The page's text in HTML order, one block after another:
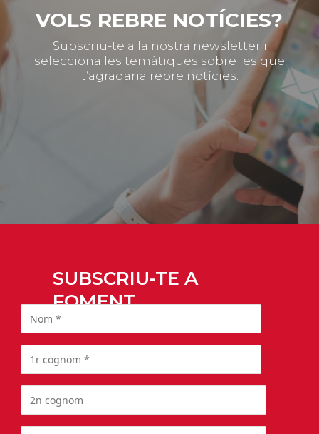
VOLS REBRE NOTÍCIES?
Subscriu-te a la nostra newsletter i
selecciona les temàtiques sobre les que
t’agradaria rebre notícies.
SUBSCRIU-TE A
FOMENT